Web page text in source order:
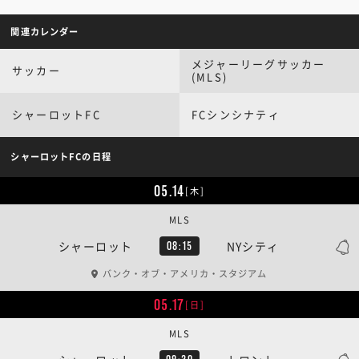
関連カレンダー
サッカー
メジャーリーグサッカー
(MLS)
シャーロットFC FCシンシナティ
シャーロットFCの日程
05.14[木]
シャーロット 08:15 NYシティ
MLS
バンク・オブ・アメリカ・スタジアム
05.17[日]
MLS